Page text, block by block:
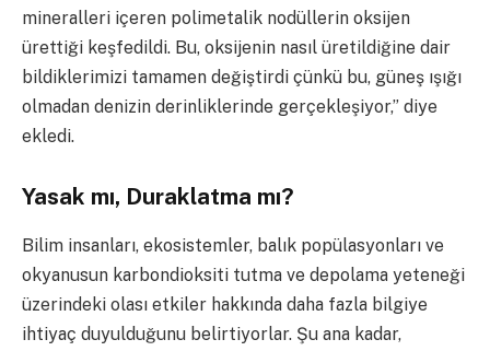
mineralleri içeren polimetalik nodüllerin oksijen
ürettiği keşfedildi. Bu, oksijenin nasıl üretildiğine dair
bildiklerimizi tamamen değiştirdi çünkü bu, güneş ışığı
olmadan denizin derinliklerinde gerçekleşiyor,” diye
ekledi.
Yasak mı, Duraklatma mı?
Bilim insanları, ekosistemler, balık popülasyonları ve
okyanusun karbondioksiti tutma ve depolama yeteneği
üzerindeki olası etkiler hakkında daha fazla bilgiye
ihtiyaç duyulduğunu belirtiyorlar. Şu ana kadar,